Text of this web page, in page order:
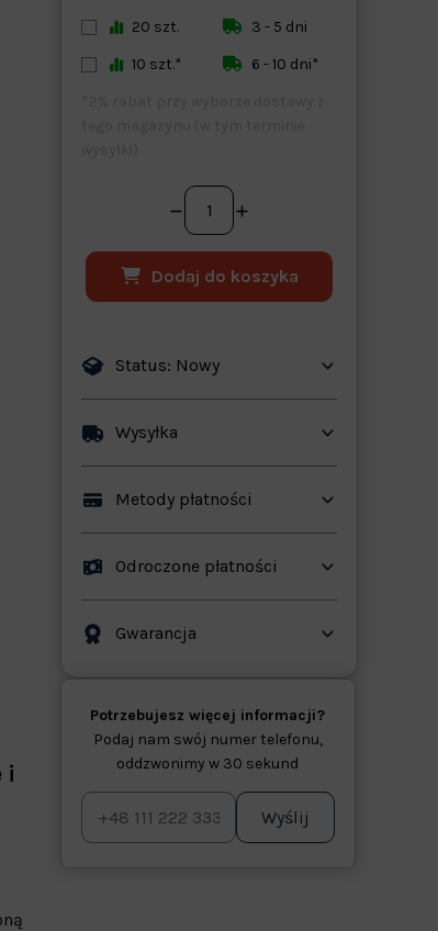
20 szt.
3 - 5 dni
10 szt.*
6 - 10 dni*
Dodaj do koszyka
Status: Nowy
Wysyłka
Metody płatności
Odroczone płatności
Gwarancja
Potrzebujesz więcej informacji?
Podaj nam swój numer telefonu,
oddzwonimy w 30 sekund
Wyślij
i